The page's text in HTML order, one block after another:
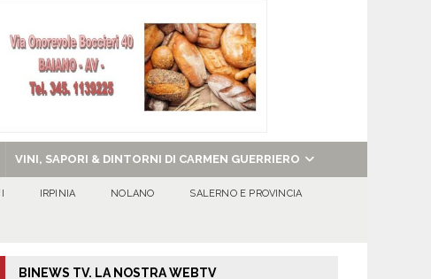
VINI, SAPORI & DINTORNI DI CARMEN GUERRIERO
IRPINIA NOLANO SALERNO E PROVINCIA
BINEWS TV. LA NOSTRA WEBTV